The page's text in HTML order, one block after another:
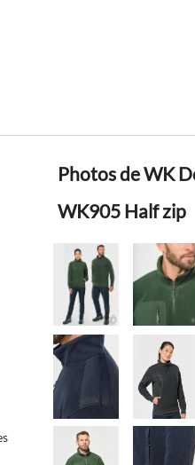
Photos de WK
WK905 Half zip